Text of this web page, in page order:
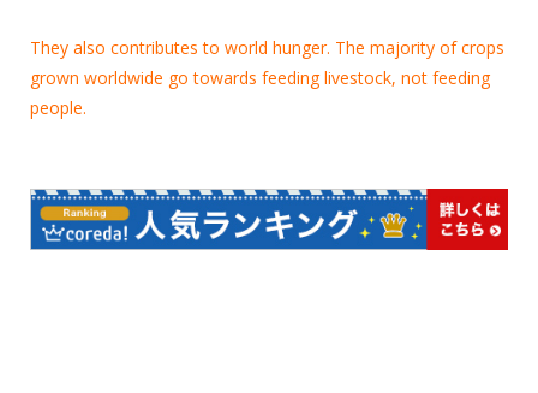
They also contributes to world hunger. The majority of crops
grown worldwide go towards feeding livestock, not feeding
people.